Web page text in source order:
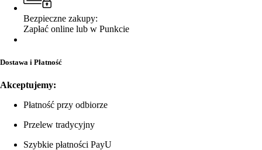
Bezpieczne zakupy:
Zapłać online lub w Punkcie
Dostawa i Płatność
Akceptujemy:
Płatność przy odbiorze
Przelew tradycyjny
Szybkie płatności PayU